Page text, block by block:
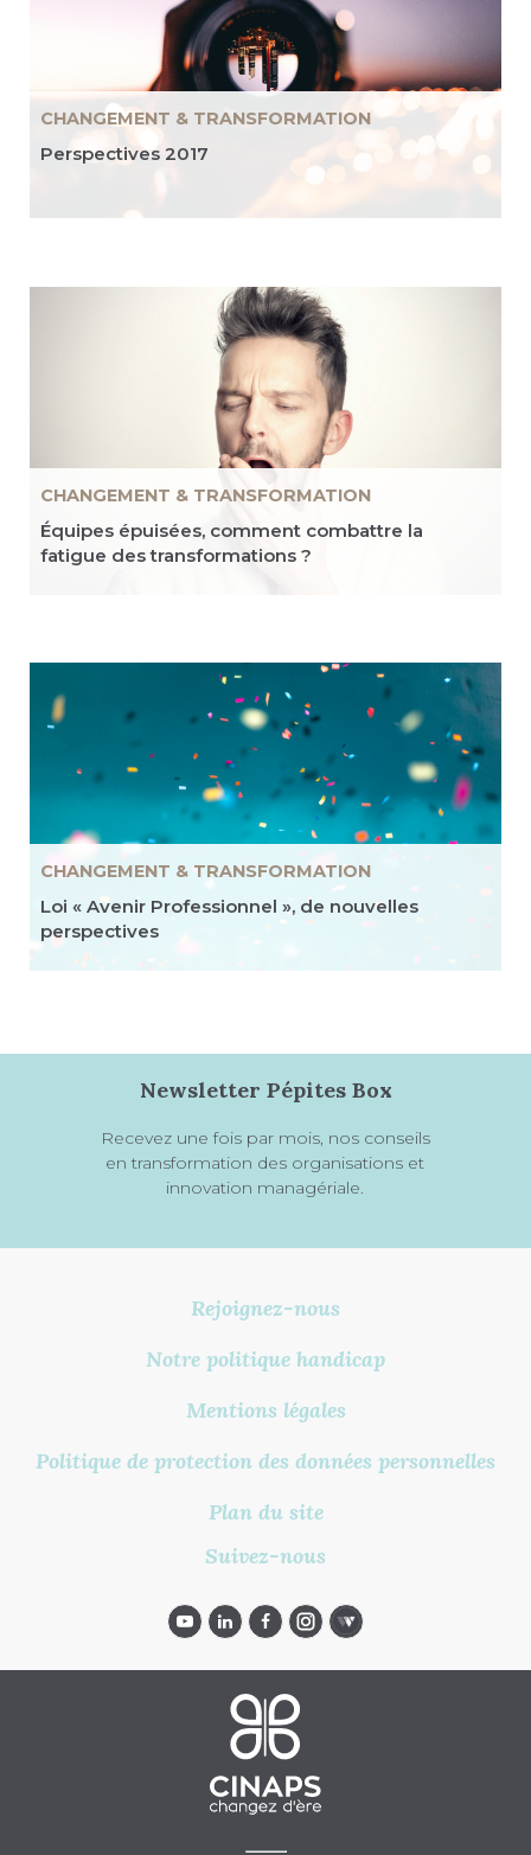
CHANGEMENT & TRANSFORMATION
Perspectives 2017
CHANGEMENT & TRANSFORMATION
Équipes épuisées, comment combattre la
fatigue des transformations ?
CHANGEMENT & TRANSFORMATION
Loi « Avenir Professionnel », de nouvelles
perspectives
Rejoignez-nous
Notre politique handicap
Mentions légales
Politique de protection des données personnelles
Plan du site
Suivez-nous
Newsletter Pépites Box
Recevez une fois par mois, nos conseils
en transformation des organisations et
innovation managériale.